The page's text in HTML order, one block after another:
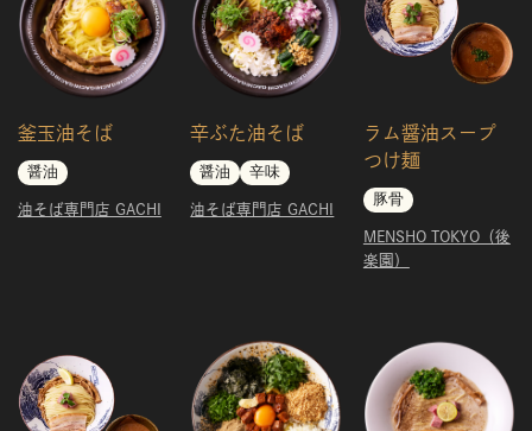
釜玉油そば
醤油
油そば専門店 GACHI
辛ぶた油そば
醤油 辛味
油そば専門店 GACHI
ラム醤油スープ
つけ麺
豚骨
MENSHO TOKYO（後
楽園）